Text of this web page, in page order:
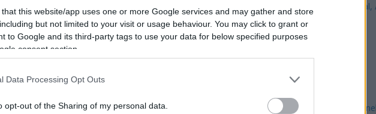
that this website/app uses one or more Google services and may gather and store
but not limited to your visit or usage behaviour. You may click to grant or
to Google and its third-party tags to use your data for below specified purposes
consent section.
Data Processing Opt Outs
opt-out of the Sharing of my personal data.
nem történt meg a miniszterelnökségem alatt,
csak nem a lényeg. Nevetséges, mivel fenyegetőznek
és problémákat keresnek. Azt ajánlom neki,
keresse a problémákat, ne itt mérgezze a levegőt!
Közép-Mediterrán
az Indiai-óceáni út
Manaus: a dzsungel